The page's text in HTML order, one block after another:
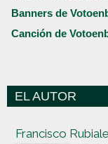
Banners de
Canción de
EL AUTOR
Francisco